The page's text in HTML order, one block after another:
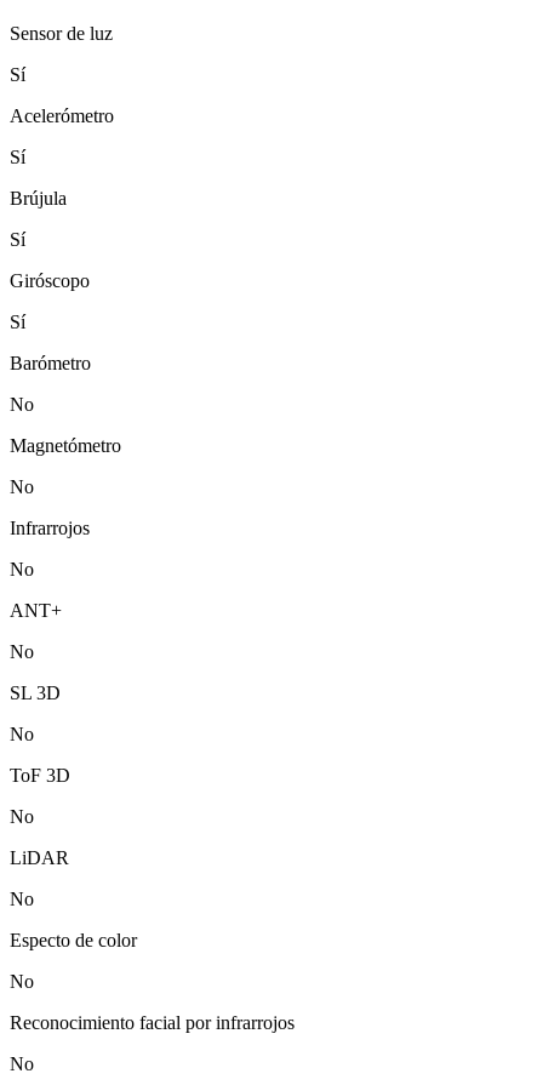
Sensor de luz
Sí
Acelerómetro
Sí
Brújula
Sí
Giróscopo
Sí
Barómetro
No
Magnetómetro
No
Infrarrojos
No
ANT+
No
SL 3D
No
ToF 3D
No
LiDAR
No
Especto de color
No
Reconocimiento facial por infrarrojos
No